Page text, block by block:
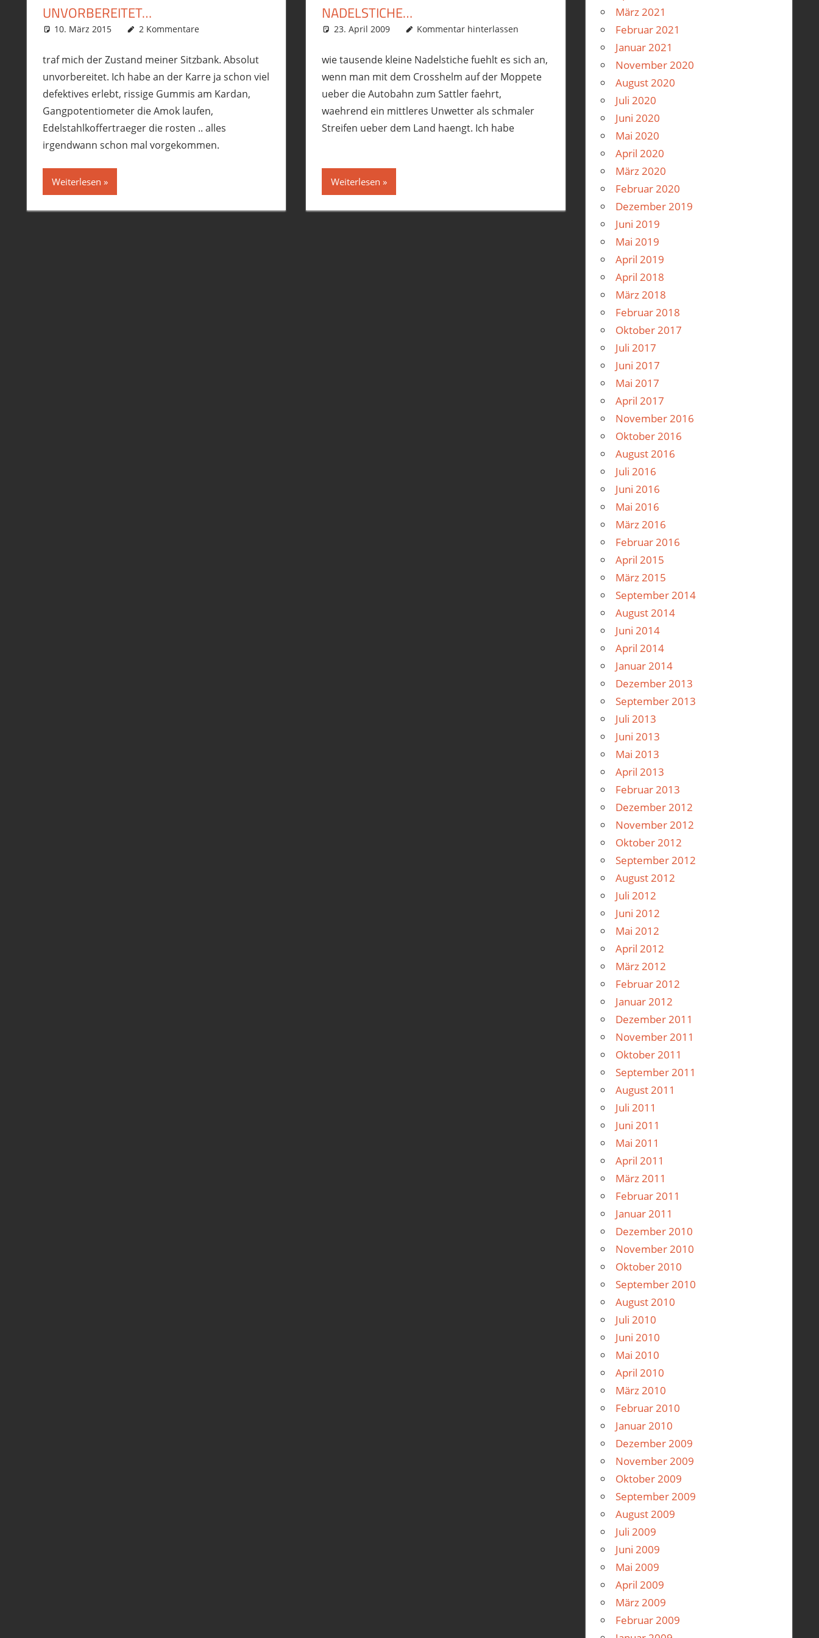
UNVORBEREITET…
10. März 2015 phil
Allgemein,Ausrüstung/Equipment ,R12GS
2 Kommentare
traf mich der Zustand meiner Sitzbank. Absolut
unvorbereitet. Ich habe an der Karre ja schon viel
defektives erlebt, rissige Gummis am Kardan,
Gangpotentiometer die Amok laufen,
Edelstahlkoffertraeger die rosten .. alles
irgendwann schon mal vorgekommen.
Weiterlesen
NADELSTICHE…
23. April 2009 phil
Allgemein,Motorrad,R12GS
Kommentar hinterlassen
wie tausende kleine Nadelstiche fuehlt es sich an,
wenn man mit dem Crosshelm auf der Moppete
ueber die Autobahn zum Sattler faehrt,
waehrend ein mittleres Unwetter als schmaler
Streifen ueber dem Land haengt. Ich habe
Weiterlesen
März 2021
Februar 2021
Januar 2021
November 2020
August 2020
Juli 2020
Juni 2020
Mai 2020
April 2020
März 2020
Februar 2020
Dezember 2019
Juni 2019
Mai 2019
April 2019
April 2018
März 2018
Februar 2018
Oktober 2017
Juli 2017
Juni 2017
Mai 2017
April 2017
November 2016
Oktober 2016
August 2016
Juli 2016
Juni 2016
Mai 2016
März 2016
Februar 2016
April 2015
März 2015
September 2014
August 2014
Juni 2014
April 2014
Januar 2014
Dezember 2013
September 2013
Juli 2013
Juni 2013
Mai 2013
April 2013
Februar 2013
Dezember 2012
November 2012
Oktober 2012
September 2012
August 2012
Juli 2012
Juni 2012
Mai 2012
April 2012
März 2012
Februar 2012
Januar 2012
Dezember 2011
November 2011
Oktober 2011
September 2011
August 2011
Juli 2011
Juni 2011
Mai 2011
April 2011
März 2011
Februar 2011
Januar 2011
Dezember 2010
November 2010
Oktober 2010
September 2010
August 2010
Juli 2010
Juni 2010
Mai 2010
April 2010
März 2010
Februar 2010
Januar 2010
Dezember 2009
November 2009
Oktober 2009
September 2009
August 2009
Juli 2009
Juni 2009
Mai 2009
April 2009
März 2009
Februar 2009